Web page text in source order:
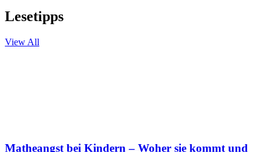
Lesetipps
View All
Matheangst bei Kindern – Woher sie kommt und